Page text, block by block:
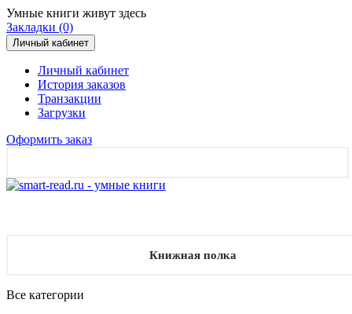
Умные книги живут здесь
Закладки (0)
Личный кабинет
Личный кабинет
История заказов
Транзакции
Загрузки
Оформить заказ
Книжная полка
Все категории